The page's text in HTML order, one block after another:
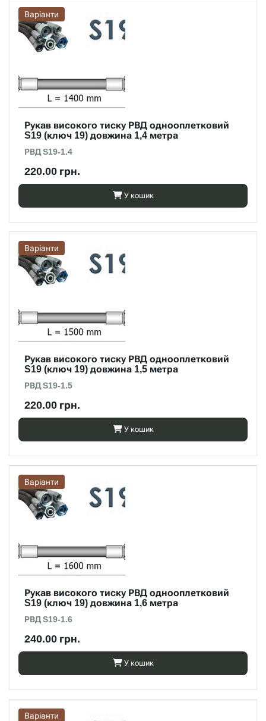
Варіанти
Рукав високого тиску РВД однооплетковий
S19 (ключ 19) довжина 1,4 метра
РВД S19-1.4
220.00 грн.
У кошик
Варіанти
Рукав високого тиску РВД однооплетковий
S19 (ключ 19) довжина 1,5 метра
РВД S19-1.5
220.00 грн.
У кошик
Варіанти
Рукав високого тиску РВД однооплетковий
S19 (ключ 19) довжина 1,6 метра
РВД S19-1.6
240.00 грн.
У кошик
Варіанти